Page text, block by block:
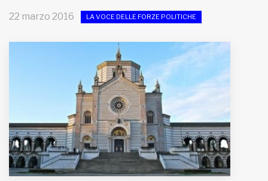
Inviateci le vostre segnalazioni
Iscriviti alla newsletter
www.viveremilano.info
Fondato e diretto da Enzo De
Bernardis
22 marzo 2016 LA VOCE DELLE FORZE POLITICHE